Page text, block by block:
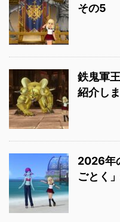
その5
鉄鬼軍
紹介し
2026年
ごとく